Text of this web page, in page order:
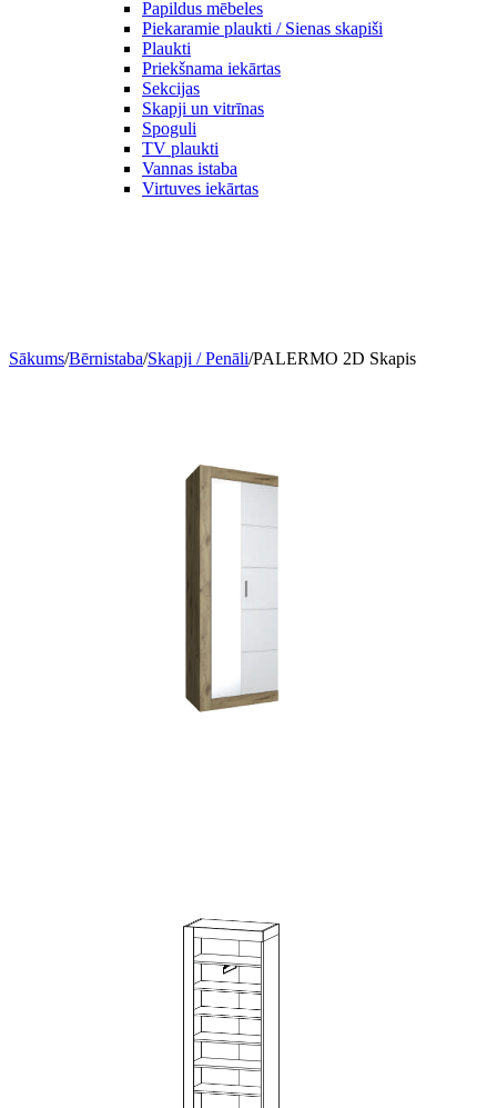
Papildus mēbeles
Piekaramie plaukti / Sienas skapiši
Plaukti
Priekšnama iekārtas
Sekcijas
Skapji un vitrīnas
Spoguli
TV plaukti
Vannas istaba
Virtuves iekārtas
Sākums/Bērnistaba/Skapji / Penāli/PALERMO 2D Skapis